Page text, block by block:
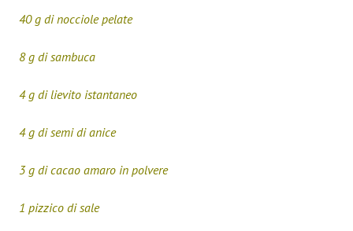
40 g di nocciole pelate
8 g di sambuca
4 g di lievito istantaneo
4 g di semi di anice
3 g di cacao amaro in polvere
1 pizzico di sale